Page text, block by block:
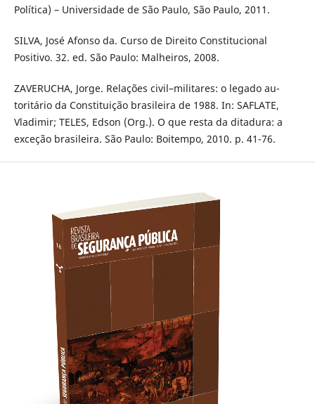
Política) – Universidade de São Paulo, São Paulo, 2011.
SILVA, José Afonso da. Curso de Direito Constitucional
Positivo. 32. ed. São Paulo: Malheiros, 2008.
ZAVERUCHA, Jorge. Relações civil–militares: o legado au-
toritário da Constituição brasileira de 1988. In: SAFLATE,
Vladimir; TELES, Edson (Org.). O que resta da ditadura: a
exceção brasileira. São Paulo: Boitempo, 2010. p. 41-76.